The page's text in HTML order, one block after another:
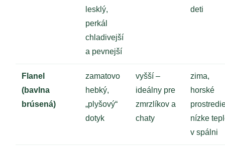
lesklý,
perkál
chladivejší
a pevnejší
deti
Flanel
(bavlna
brúsená)
zamatovo
hebký,
„plyšový“
dotyk
vyšší –
ideálny pre
zmrzlíkov a
chaty
zima,
horské
nízke
v spálni